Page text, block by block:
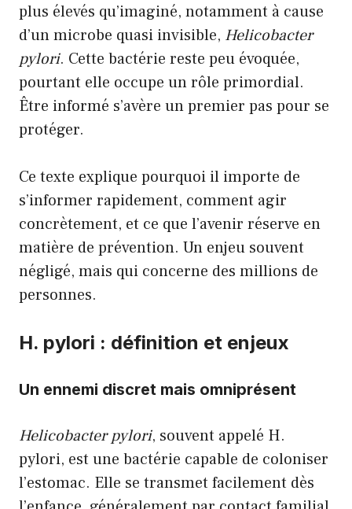
plus élevés qu’imaginé, notamment à cause
d’un microbe quasi invisible, Helicobacter
pylori. Cette bactérie reste peu évoquée,
pourtant elle occupe un rôle primordial.
Être informé s’avère un premier pas pour se
protéger.
Ce texte explique pourquoi il importe de
s’informer rapidement, comment agir
concrètement, et ce que l’avenir réserve en
matière de prévention. Un enjeu souvent
négligé, mais qui concerne des millions de
personnes.
H. pylori : définition et enjeux
Un ennemi discret mais omniprésent
Helicobacter pylori, souvent appelé H.
pylori, est une bactérie capable de coloniser
l’estomac. Elle se transmet facilement dès